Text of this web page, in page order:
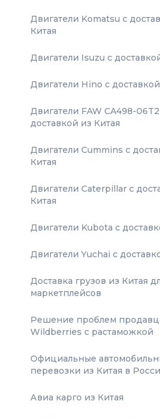
Двигатели Komatsu с
Китая
Двигатели Isuzu с
Двигатели Hino с
Двигатели FAW CA498-
доставкой из Китая
Двигатели Cummins с
Китая
Двигатели Caterpillar с
Китая
Двигатели Kubota с
Двигатели Yuchai с
Доставка грузов из Китая
маркетплейсов
Решение проблем
Wildberries с растаможкой
Официальные
перевозки из Китая в
Авиа карго из Китая